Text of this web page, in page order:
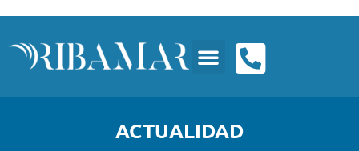
ACTUALIDAD